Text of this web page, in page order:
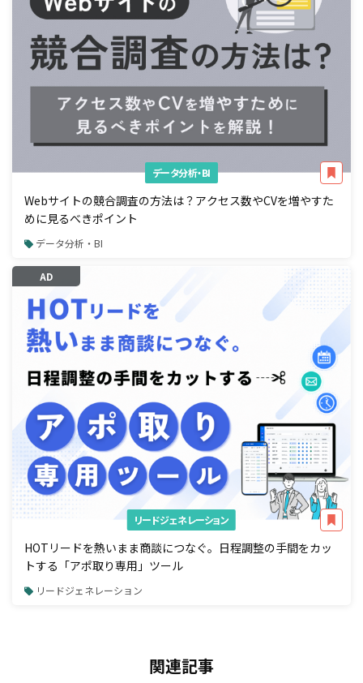
データ分析・BI
Webサイトの競合調査の方法は？アクセス数やCVを増やすた
めに見るべきポイント
データ分析・BI
AD
リードジェネレーション
HOTリードを熱いまま商談につなぐ。日程調整の手間をカッ
トする「アポ取り専用」ツール
リードジェネレーション
関連記事